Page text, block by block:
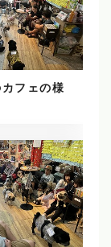
フェの様